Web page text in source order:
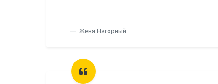
Женя Нагорный